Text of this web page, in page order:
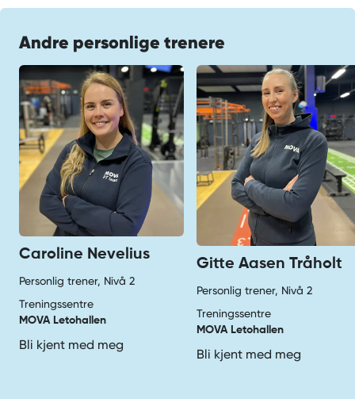
Andre personlige trenere
Caroline Nevelius
Personlig trener, Nivå 2
Treningssentre
MOVA Letohallen
Bli kjent med meg
Gitte Aasen Tråholt
Personlig trener, Nivå 2
Treningssentre
MOVA Letohallen
Bli kjent med meg